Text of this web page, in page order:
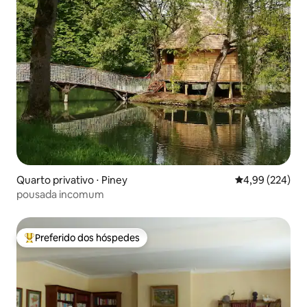
Quarto privativo ⋅ Piney 4,99 de uma
4,99 (224)
pousada incomum
Entre os melhores preferidos dos hóspedes
Preferido dos hóspedes